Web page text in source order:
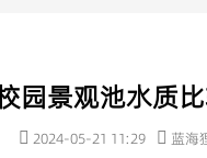
园景观池水质
2024-05-21 11:29 蓝海